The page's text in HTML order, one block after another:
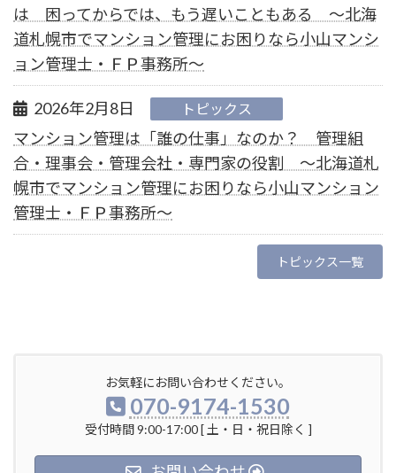
は 困ってからでは、もう遅いこともある ～北海
道札幌市でマンション管理にお困りなら小山マンシ
ョン管理士・ＦＰ事務所～
2026年2月8日 トピックス
マンション管理は「誰の仕事」なのか？ 管理組
合・理事会・管理会社・専門家の役割 ～北海道札
幌市でマンション管理にお困りなら小山マンション
管理士・ＦＰ事務所～
トピックス一覧
お気軽にお問い合わせください。
070-9174-1530
受付時間 9:00-17:00 [ 土・日・祝日除く ]